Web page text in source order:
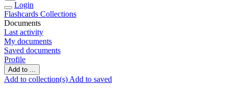
Login
Flashcards Collections
Documents
Last activity
My documents
Saved documents
Profile
Add to ...
Add to collection(s) Add to saved